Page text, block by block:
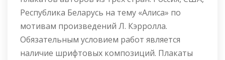
Республика Беларусь на тему «Алиса» по
мотивам произведений Л. Кэрролла.
Обязательным условием работ является
наличие шрифтовых композиций. Плакаты